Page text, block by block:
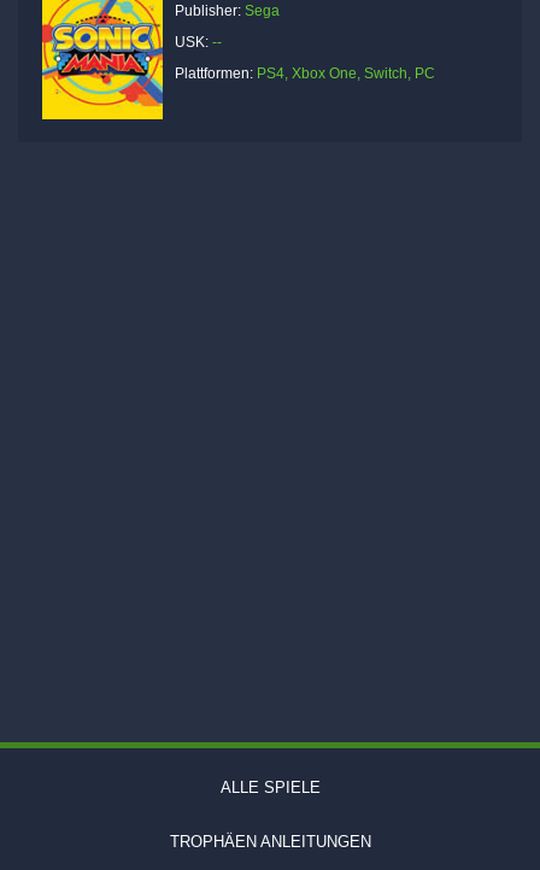
Publisher: Sega
USK: --
Plattformen: PS4, Xbox One, Switch, PC
ALLE SPIELE
TROPHÄEN ANLEITUNGEN